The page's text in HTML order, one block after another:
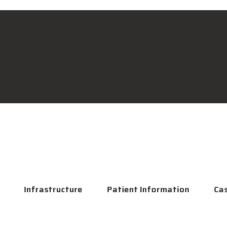
Infrastructure Patient Information